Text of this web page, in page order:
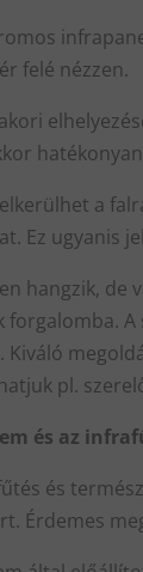
felé nézzen.
a
Ez ugyanis
hangzik,
forgalomba.
Kiváló
pl.
és az
és
Érdemes